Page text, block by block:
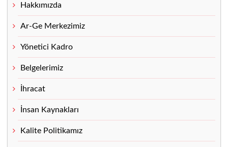
Hakkımızda
Ar-Ge Merkezimiz
Yönetici Kadro
Belgelerimiz
İhracat
İnsan Kaynakları
Kalite Politikamız